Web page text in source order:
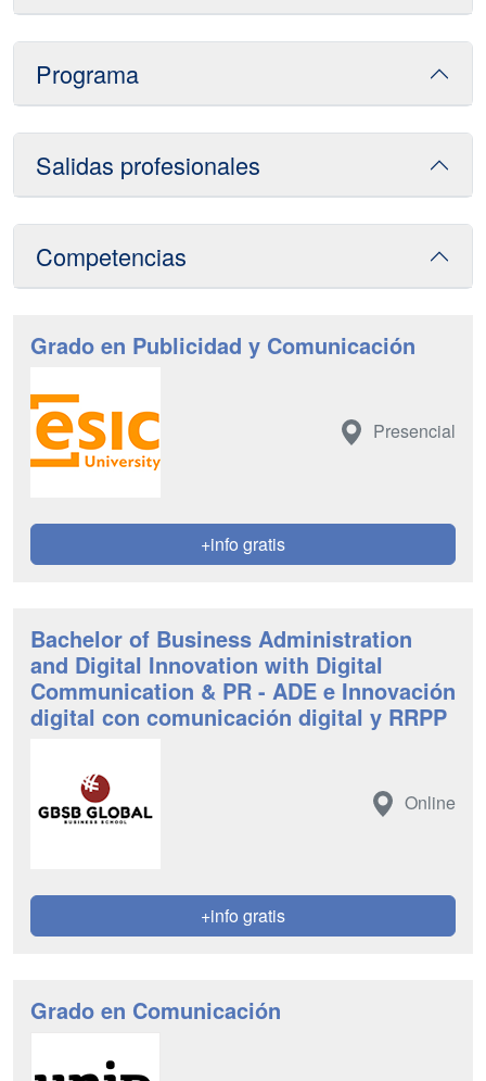
Programa
Salidas profesionales
Competencias
Grado en Publicidad y Comunicación
Presencial
+info gratis
Bachelor of Business Administration
and Digital Innovation with Digital
Communication & PR - ADE e Innovación
digital con comunicación digital y RRPP
Online
+info gratis
Grado en Comunicación